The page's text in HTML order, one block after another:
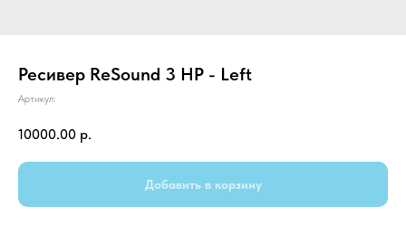
Ресивер ReSound 3 HP - Left
Артикул:
10000.00 р.
Добавить в корзину